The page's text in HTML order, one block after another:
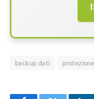
backup dati